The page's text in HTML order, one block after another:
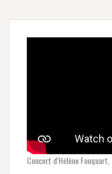
Concert d'Hélène